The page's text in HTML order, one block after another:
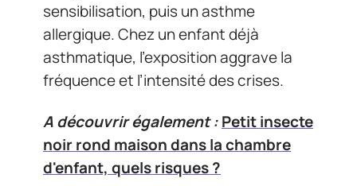
sensibilisation, puis un asthme
allergique. Chez un enfant déjà
asthmatique, l’exposition aggrave la
fréquence et l’intensité des crises.
A découvrir également :Petit insecte
noir rond maison dans la chambre
d'enfant, quels risques ?